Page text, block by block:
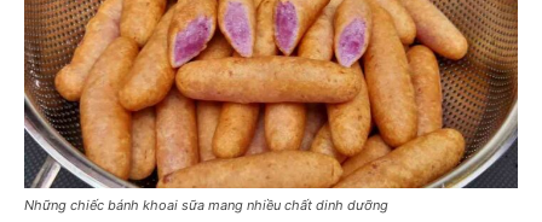
Những chiếc bánh khoai sữa mang nhiều chất dinh dưỡng